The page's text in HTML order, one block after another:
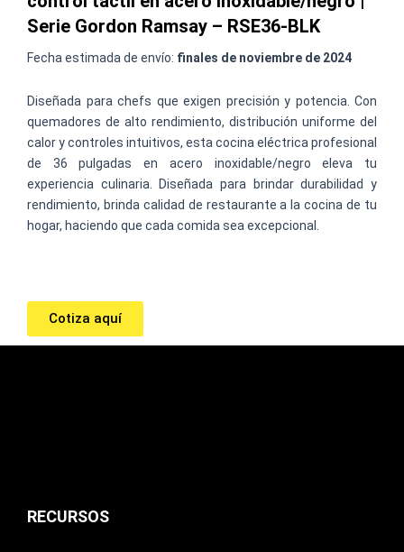
Serie Gordon Ramsay – RSE36-BLK
Fecha estimada de envío: finales de noviembre de 2024
Diseñada para chefs que exigen precisión y potencia. Con
quemadores de alto rendimiento, distribución uniforme del
calor y controles intuitivos, esta cocina eléctrica profesional
de 36 pulgadas en acero inoxidable/negro eleva tu
experiencia culinaria. Diseñada para brindar durabilidad y
rendimiento, brinda calidad de restaurante a la cocina de tu
hogar, haciendo que cada comida sea excepcional.
Cotiza aquí
RECURSOS